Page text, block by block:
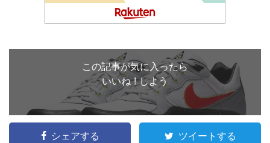
この記事が気に入ったら
いいね ! しよう
シェアする ツイートする